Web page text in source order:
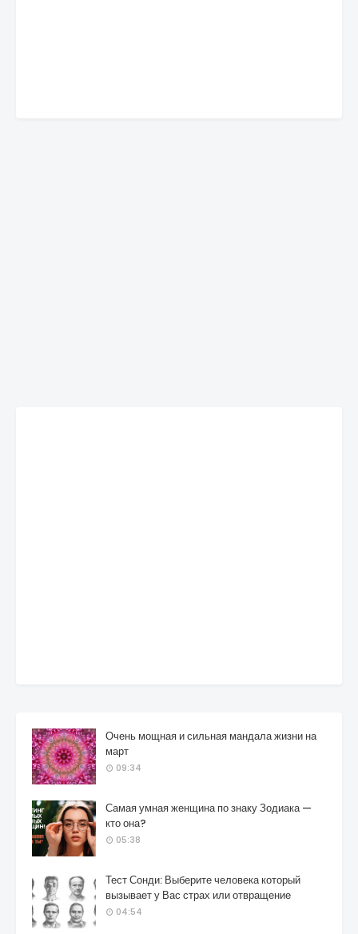
Очень мощная и сильная мандала жизни на
март
09:34
Самая умная женщина по знаку Зодиака —
кто она?
05:38
Тест Сонди: Выберите человека который
вызывает у Вас страх или отвращение
04:54